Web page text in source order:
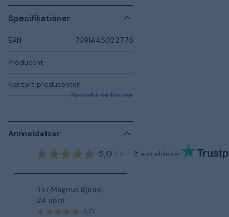
Specifikationer
EAN 7391445022775
Producent
Kontakt producenten
Kontakt os for mere information
Anmeldelser
5,0 / 5 2 anmeldelser
Tor Magnus Bjune,
24 april
5,0